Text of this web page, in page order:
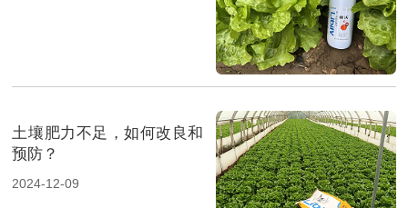
土壤肥力不足，如何改良和
预防？
2024-12-09